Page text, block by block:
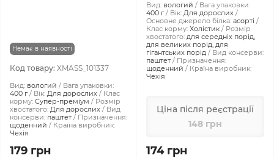
Немає в наявності
Код товару: XMASS_101337
Вид: вологий
Вага упаковки:
400 г
Вік: Для дорослих
Клас
корму: Супер-преміум
Розмір
хвостатого: Для дорослих
Вид
консерви: паштет
Призначення:
щоденний
Країна виробник:
Чехія
179 грн
Вид: вологий
Вага упаковки:
400 г
Вік: Для дорослих
Основне джерело білка: асорті
Клас корму: Холістик
Розмір
хвостатого: для середніх порід,
для великих порід, для
гігантських порід
Вид консерви:
паштет
Призначення:
щоденний
Країна виробник:
Чехія
Ціна після реєстрації
148 грн
174 грн